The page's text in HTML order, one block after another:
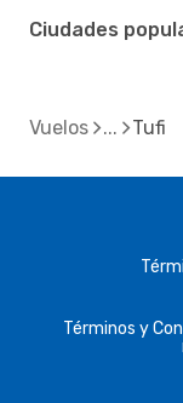
Ciudades
Vuelos Tufi
Términos y